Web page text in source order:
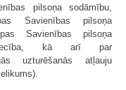
pilsoņa sodāmību,
Savienības pilsoņa
Savienības pilsoņa
kā arī par
uzturēšanās atļauju